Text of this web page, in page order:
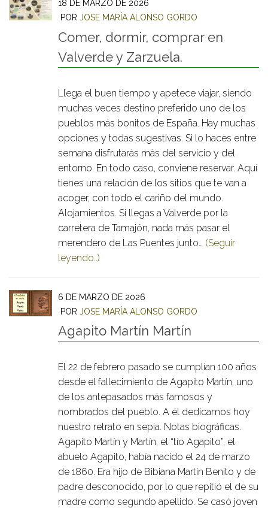
18 DE MARZO DE 2026
POR JOSE MARÍA ALONSO GORDO
Comer, dormir, comprar en
Valverde y Zarzuela.
Llega el buen tiempo y apetece viajar, siendo
muchas veces destino preferido uno de los
pueblos más bonitos de España. Hay muchas
opciones y todas sugestivas. Si lo haces entre
semana disfrutarás más del servicio y del
entorno. En todo caso, conviene reservar. Aquí
tienes una relación de los sitios que te van a
acoger, con todo el cariño del mundo.
Alojamientos. Si llegas a Valverde por la
carretera de Tamajón, nada más pasar el
merendero de Las Puentes junto… (Seguir
leyendo..)
6 DE MARZO DE 2026
POR JOSE MARÍA ALONSO GORDO
Agapito Martín Martín
El 22 de febrero pasado se cumplían 100 años
desde el fallecimiento de Agapito Martín, uno
de los antepasados más famosos y
nombrados del pueblo. A él dedicamos hoy
nuestro retrato en sepia. Notas biográficas.
Agapito Martín y Martín, el “tío Agapito”, el
abuelo Agapito, había nacido el 24 de marzo
de 1860. Era hijo de Bibiana Martín Benito y de
padre desconocido, por lo que repitió el de su
madre como segundo apellido. Se casó joven